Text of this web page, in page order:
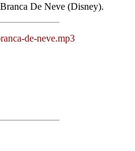
De Neve (Disney).
de-neve.mp3